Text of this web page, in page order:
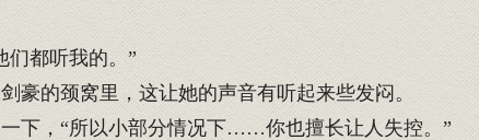
都听我的。”
豪的颈窝里，这让她的声音有听起来些发闷。
下，“所以小部分情况下……你也擅长让人失控。”